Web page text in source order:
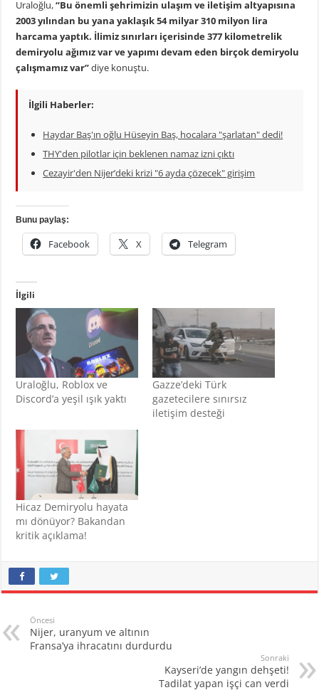
Uraloğlu,“Bu önemli şehrimizin ulaşım ve iletişim altyapısına
2003 yılından bu yana yaklaşık 54 milyar 310 milyon lira
harcama yaptık. İlimiz sınırları içerisinde 377 kilometrelik
demiryolu ağımız var ve yapımı devam eden birçok demiryolu
çalışmamız var”diye konuştu.
İlgili Haberler:
Haydar Baş'ın oğlu Hüseyin Baş, hocalara "şarlatan" dedi!
THY'den pilotlar için beklenen namaz izni çıktı
Cezayir'den Nijer’deki krizi "6 ayda çözecek" girişim
Bunu paylaş:
Facebook X Telegram
İlgili
Uraloğlu, Roblox ve
Discord’a yeşil ışık yaktı
Gazze’deki Türk
gazetecilere sınırsız
iletişim desteği
Hicaz Demiryolu hayata
mı dönüyor? Bakandan
kritik açıklama!
Öncesi
Nijer, uranyum ve altının
Fransa’ya ihracatını durdurdu
Sonraki
Kayseri’de yangın dehşeti!
Tadilat yapan işçi can verdi